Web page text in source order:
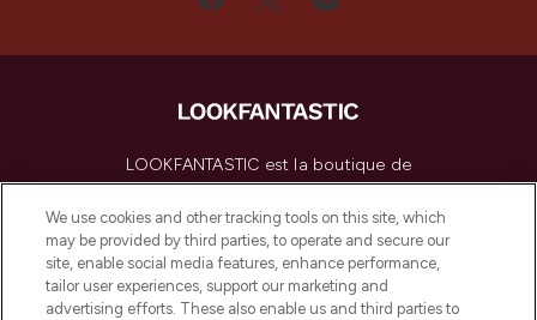
LOOKFANTASTIC est la boutique de
beauté incontournable en Europe,
proposant les meilleurs produits de soins
de la peau, des cheveux et de maquillage
de plus de 200 marques prestigieuses.
Faites vos achats en ligne ou via
l’application, avec la livraison offerte dès
We use cookies and other tracking tools on this site, which
may be provided by third parties, to operate and secure our
site, enable social media features, enhance performance,
tailor user experiences, support our marketing and
advertising efforts. These also enable us and third parties to